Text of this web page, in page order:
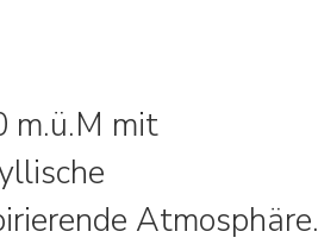
m.ü.M mit
Atmosphäre.